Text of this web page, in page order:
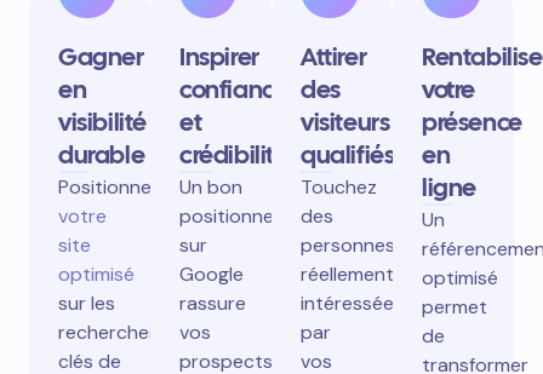
Gagner
en
visibilité
durable
Positionnez
votre
site
optimisé
sur les
recherches
clés de
Inspirer
confiance
et
crédibilité
Un bon
positionnement
sur
Google
rassure
vos
prospects
Attirer
des
visiteurs
qualifiés
Touchez
des
personnes
réellement
intéressées
par
vos
votre
présence
en
ligne
Un
optimisé
permet
de
transformer